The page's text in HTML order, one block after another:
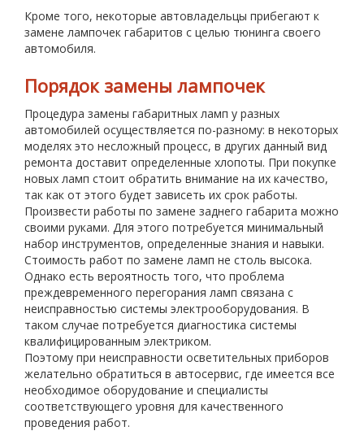
Кроме того, некоторые автовладельцы прибегают к
замене лампочек габаритов с целью тюнинга своего
автомобиля.
Порядок замены лампочек
Процедура замены габаритных ламп у разных
автомобилей осуществляется по-разному: в некоторых
моделях это несложный процесс, в других данный вид
ремонта доставит определенные хлопоты. При покупке
новых ламп стоит обратить внимание на их качество,
так как от этого будет зависеть их срок работы.
Произвести работы по замене заднего габарита можно
своими руками. Для этого потребуется минимальный
набор инструментов, определенные знания и навыки.
Стоимость работ по замене ламп не столь высока.
Однако есть вероятность того, что проблема
преждевременного перегорания ламп связана с
неисправностью системы электрооборудования. В
таком случае потребуется диагностика системы
квалифицированным электриком.
Поэтому при неисправности осветительных приборов
желательно обратиться в автосервис, где имеется все
необходимое оборудование и специалисты
соответствующего уровня для качественного
проведения работ.